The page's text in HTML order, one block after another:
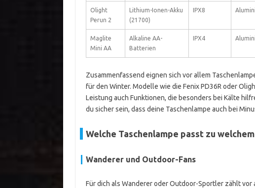
Olight
Perun 2
Lithium-Ionen-Akku
(21700)
IPX8
Maglite
Mini AA
Alkaline AA-
Batterien
IPX4
Zusammenfassend eignen sich vor allem
für den Winter. Modelle wie die Fenix PD36R oder
Leistung auch Funktionen, die besonders bei Kälte
du sicher sein, dass deine Taschenlampe auch bei
Welche Taschenlampe passt zu
Wanderer und Outdoor-Fans
Für dich als Wanderer oder Outdoor-Sportler zählt vor